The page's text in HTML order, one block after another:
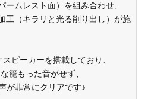
ムレスト面）を組み合わせ、
工（キラリと光る削り出し）が施
ピーカーを搭載しており、
籠もった音がせず、
が非常にクリアです♪